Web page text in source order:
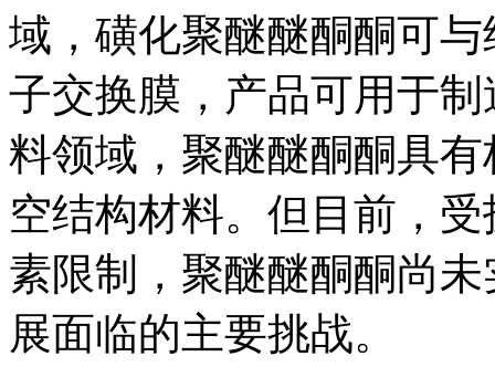
域，磺化聚醚醚酮酮可
子交换膜，产品可用于
料领域，聚醚醚酮酮具
空结构材料。但目前，
素限制，聚醚醚酮酮尚
展面临的主要挑战。